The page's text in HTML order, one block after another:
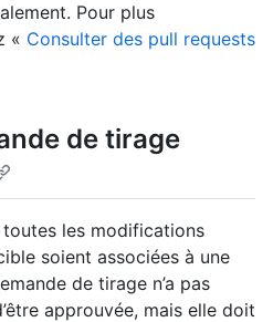
Pour plus
« Consulter des pull requests
de tirage
les modifications
soient associées à une
de tirage n’a pas
approuvée, mais elle doit